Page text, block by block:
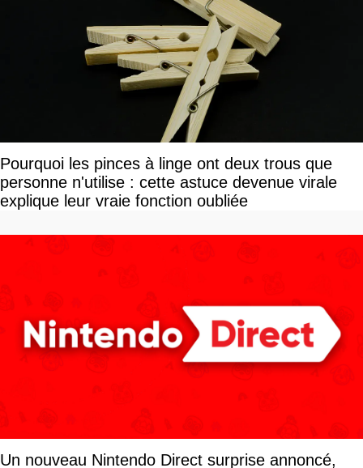
Pourquoi les pinces à linge ont deux trous que
personne n'utilise : cette astuce devenue virale
explique leur vraie fonction oubliée
Un nouveau Nintendo Direct surprise annoncé,